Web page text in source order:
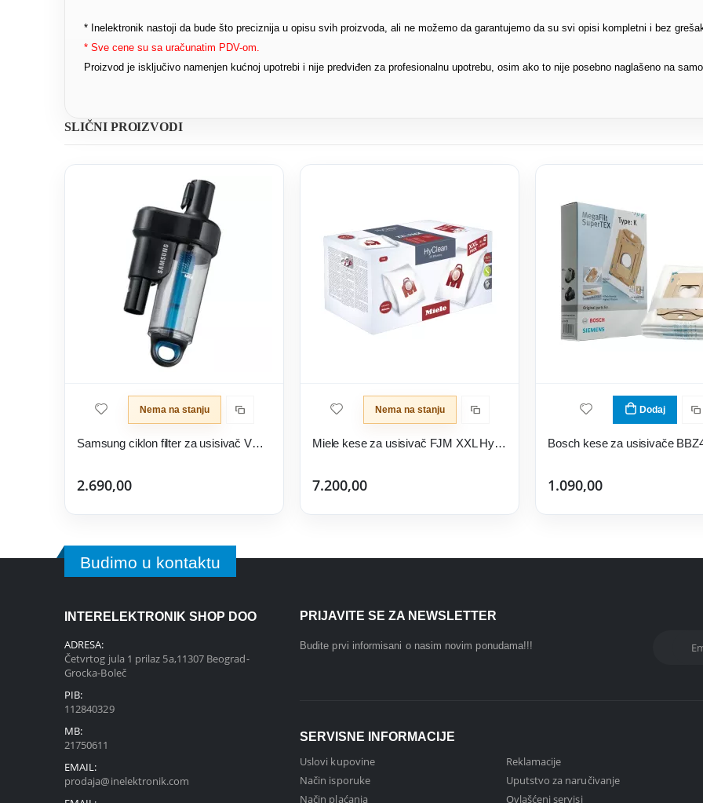
* Inelektronik nastoji da bude što preciznija u opisu svih proizvoda, ali ne možemo da garantujemo da su svi opisi kompletni i bez
* Sve cene su sa uračunatim PDV-om.
Proizvod je isključivo namenjen kućnoj upotrebi i nije predviđen za profesionalnu upotrebu, osim ako to nije posebno naglašeno na
SLIČNI PROIZVODI
Nema na stanju
Samsung ciklon filter za usisivač VCA-CF400/VT
2.690,00
Nema na stanju
Miele kese za usisivač FJM XXL HyClean 3D
7.200,00
Dodaj
Bosch kese za usisivače
1.090,00
Budimo u kontaktu
INTERELEKTRONIK SHOP DOO
ADRESA:
Četvrtog jula 1 prilaz 5a,11307 Beograd-
Grocka-Boleč
PIB:
112840329
MB:
21750611
EMAIL:
prodaja@inelektronik.com
PRIJAVITE SE ZA NEWSLETTER
Budite prvi informisani o nasim novim ponudama!!!
SERVISNE INFORMACIJE
Uslovi kupovine
Način isporuke
Način plaćanja
Reklamacije
Uputstvo za naručivanje
Ovlašćeni servisi